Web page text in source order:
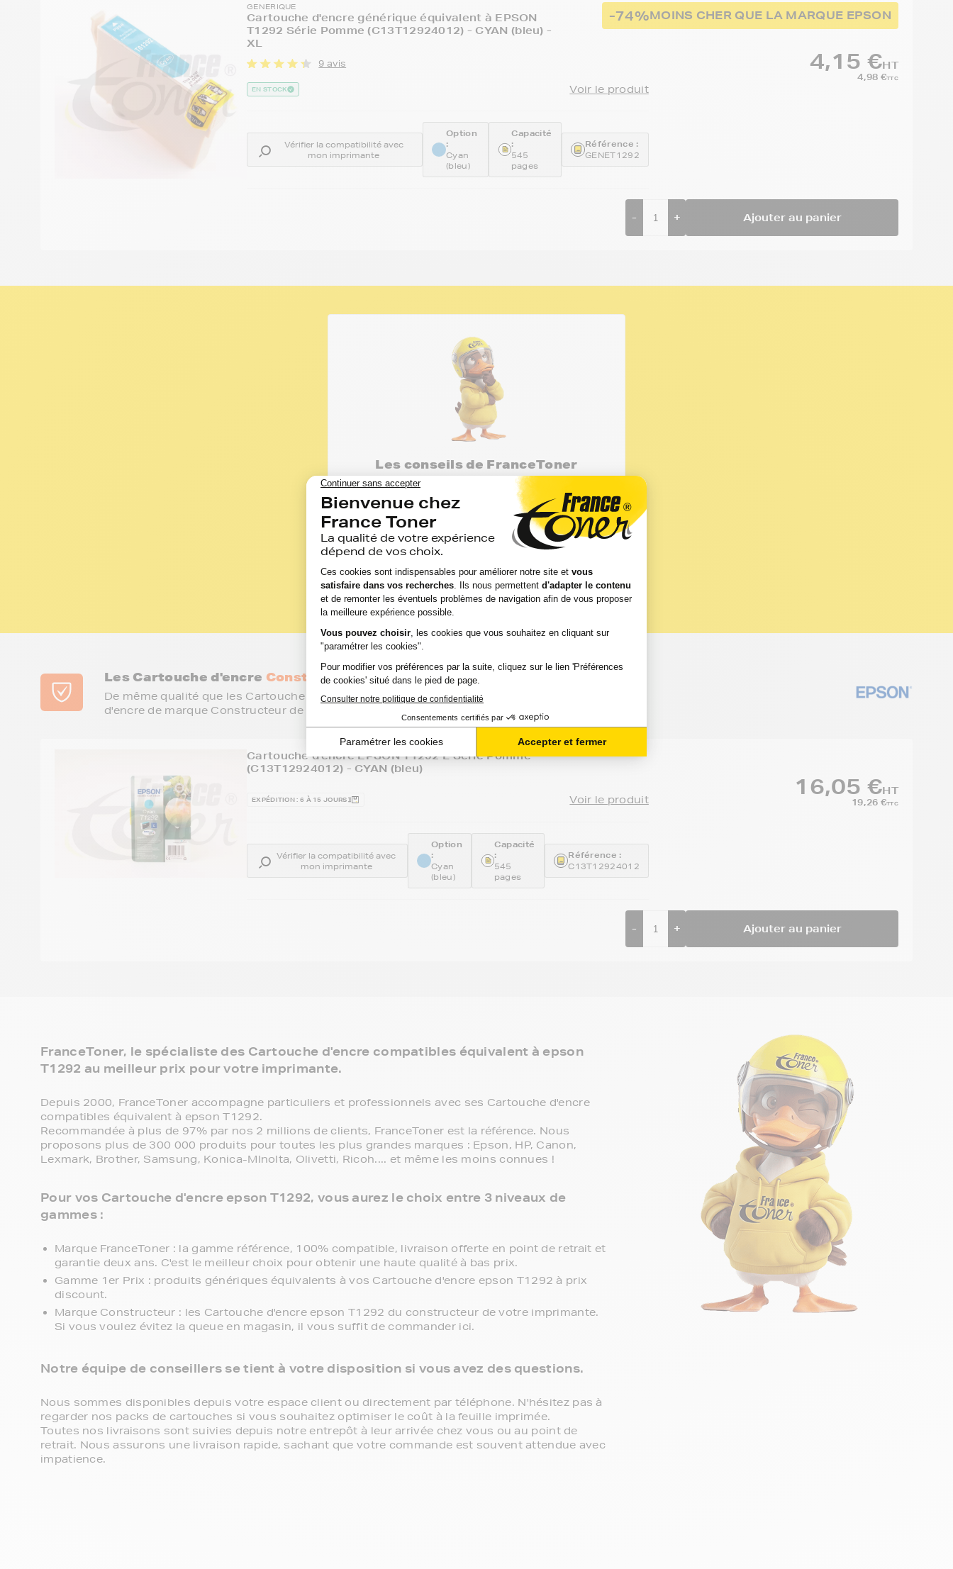
-74%MOINS CHER QUE LA MARQUE EPSON
GENERIQUE
Cartouche d'encre générique équivalent à EPSON
T1292 Série Pomme (C13T12924012) - CYAN (bleu) -
XL
9 avis
EN STOCK Voir le produit
Vérifier la compatibilité avec
mon imprimante
Option
:
Cyan
(bleu)
Capacité
:
545
pages
Référence :
GENET1292
4,15 €HT
4,98 €TTC
- + Ajouter au panier
Les conseils de FranceToner
Vous pourriez économiser jusqu'à -50% avec
les cartouches, rubans et accessoires
compatibles France Toner. En savoir plus sur
les compatibles
J'en profite
Les Cartouche d'encre Constructeurpour votre imprimante EPSON
De même qualité que les Cartouche d'encre de la marque FranceToner, retrouvez les Cartouche
d'encre de marque Constructeur de votre imprimante.
Cartouche d'encre EPSON T1292 L Série Pomme
(C13T12924012) - CYAN (bleu)
EXPÉDITION : 6 À 15 JOURS Voir le produit
Vérifier la compatibilité avec
mon imprimante
Option
:
Cyan
(bleu)
Capacité
:
545
pages
Référence :
C13T12924012
16,05 €HT
19,26 €TTC
- + Ajouter au panier
FranceToner, le spécialiste des Cartouche d'encre compatibles équivalent à epson
T1292 au meilleur prix pour votre imprimante.
Depuis 2000, FranceToner accompagne particuliers et professionnels avec ses Cartouche d'encre
compatibles équivalent à epson T1292.
Recommandée à plus de 97% par nos 2 millions de clients, FranceToner est la référence. Nous
proposons plus de 300 000 produits pour toutes les plus grandes marques : Epson, HP, Canon,
Lexmark, Brother, Samsung, Konica-MInolta, Olivetti, Ricoh.... et même les moins connues !
Pour vos Cartouche d'encre epson T1292, vous aurez le choix entre 3 niveaux de
gammes :
Marque FranceToner : la gamme référence, 100% compatible, livraison offerte en point de retrait et
garantie deux ans. C'est le meilleur choix pour obtenir une haute qualité à bas prix.
Gamme 1er Prix : produits génériques équivalents à vos Cartouche d'encre epson T1292 à prix
discount.
Marque Constructeur : les Cartouche d'encre epson T1292 du constructeur de votre imprimante.
Si vous voulez évitez la queue en magasin, il vous suffit de commander ici.
Notre équipe de conseillers se tient à votre disposition si vous avez des questions.
Nous sommes disponibles depuis votre espace client ou directement par téléphone. N'hésitez pas à
regarder nos packs de cartouches si vous souhaitez optimiser le coût à la feuille imprimée.
Toutes nos livraisons sont suivies depuis notre entrepôt à leur arrivée chez vous ou au point de
retrait. Nous assurons une livraison rapide, sachant que votre commande est souvent attendue avec
impatience.